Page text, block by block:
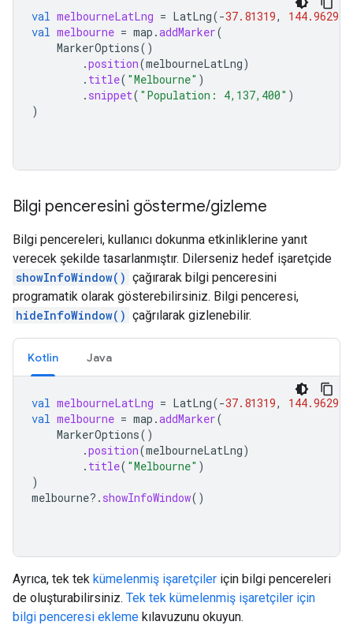
val melbourneLatLng = LatLng(-37.81319, 144.96298
val melbourne = map .addMarker(
MarkerOptions()
.position(melbourneLatLng)
. title( "Melbourne" )
. snippet( "Population: 4,137,400" )
)
Bilgi penceresini gösterme/gizleme
Bilgi pencereleri, kullanıcı dokunma etkinliklerine yanıt
verecek şekilde tasarlanmıştır. Dilerseniz hedef işaretçide
showInfoWindow() çağırarak bilgi penceresini
programatik olarak gösterebilirsiniz. Bilgi penceresi,
hideInfoWindow() çağrılarak gizlenebilir.
Kotlin Java
val melbourneLatLng = LatLng(-37.81319, 144.96298
val melbourne = map .addMarker(
MarkerOptions()
.position(melbourneLatLng)
. title( "Melbourne" )
)
melbourne?. showInfoWindow()
Ayrıca, tek tek kümelenmiş işaretçiler için bilgi pencereleri
de oluşturabilirsiniz. Tek tek kümelenmiş işaretçiler için
bilgi penceresi ekleme kılavuzunu okuyun.